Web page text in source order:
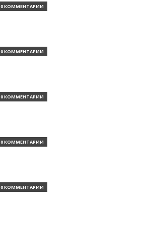
0 КОММЕНТАРИИ
0 КОММЕНТАРИИ
0 КОММЕНТАРИИ
0 КОММЕНТАРИИ
0 КОММЕНТАРИИ